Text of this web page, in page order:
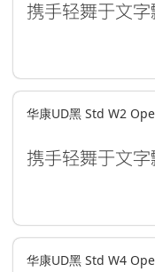
携手轻舞于文
华康UD黑 Std W2
携手轻舞于文
华康UD黑 Std W4